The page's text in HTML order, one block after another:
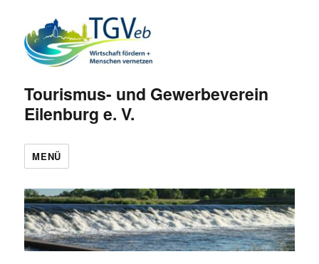
Tourismus- und Gewerbeverein
Eilenburg e. V.
MENÜ